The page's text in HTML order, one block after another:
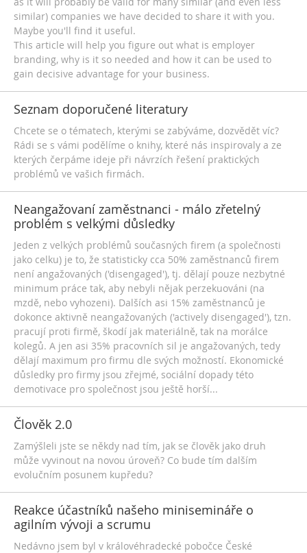
similar) companies we have decided to share it with you.
Maybe you'll find it useful.
This article will help you figure out what is employer
branding, why is it so needed and how it can be used to
gain decisive advantage for your business.
Seznam doporučené literatury
Chcete se o tématech, kterými se zabýváme, dozvědět víc?
Rádi se s vámi podělíme o knihy, které nás inspirovaly a ze
kterých čerpáme ideje při návrzích řešení praktických
problémů ve vašich firmách.
Neangažovaní zaměstnanci - málo zřetelný
problém s velkými důsledky
Jeden z velkých problémů současných firem (a společnosti
jako celku) je to, že statisticky cca 50% zaměstnanců firem
není angažovaných ('disengaged'), tj. dělají pouze nezbytné
minimum práce tak, aby nebyli nějak perzekuováni (na
mzdě, nebo vyhozeni). Dalších asi 15% zaměstnanců je
dokonce aktivně neangažovaných ('actively disengaged'), tzn.
pracují proti firmě, škodí jak materiálně, tak na morálce
kolegů. A jen asi 35% pracovních sil je angažovaných, tedy
dělají maximum pro firmu dle svých možností. Ekonomické
důsledky pro firmy jsou zřejmé, sociální dopady této
demotivace pro společnost jsou ještě horší...
Člověk 2.0
Zamýšleli jste se někdy nad tím, jak se člověk jako druh
může vyvinout na novou úroveň? Co bude tím dalším
evolučním posunem kupředu?
Reakce účastníků našeho minisemináře o
agilním vývoji a scrumu
Nedávno jsem byl v královéhradecké pobočce České